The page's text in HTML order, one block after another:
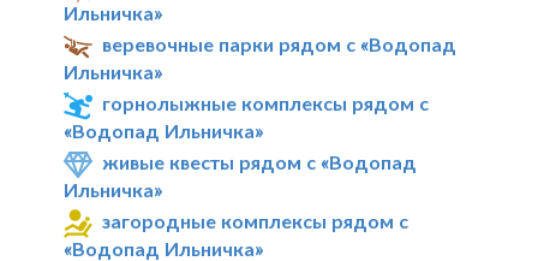
Ильничка»
веревочные парки рядом с «Водопад
Ильничка»
горнолыжные комплексы рядом с
«Водопад Ильничка»
живые квесты рядом с «Водопад
Ильничка»
загородные комплексы рядом с
«Водопад Ильничка»